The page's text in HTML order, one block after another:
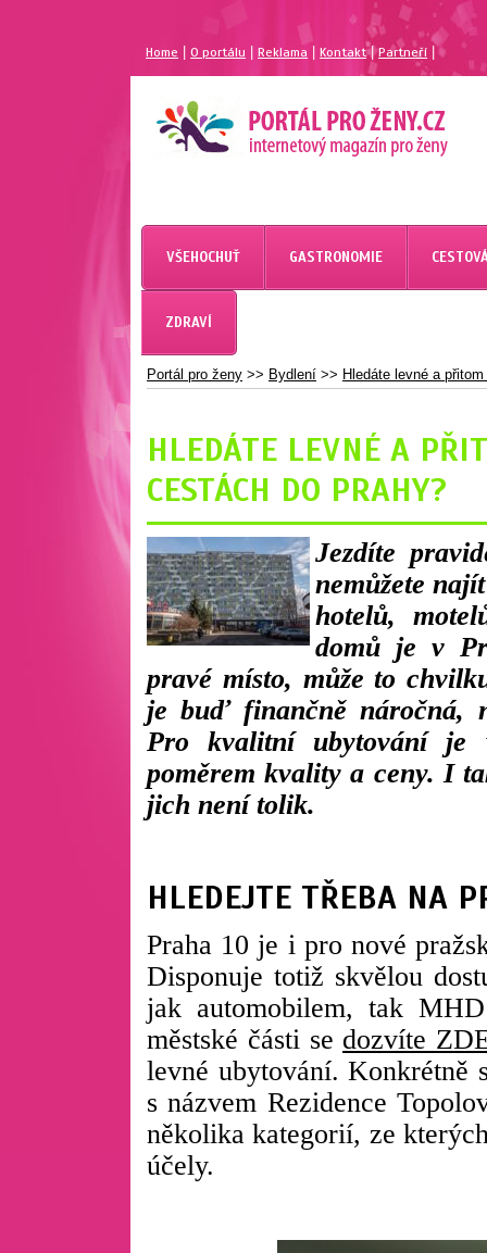
Home |O portálu Reklama Kontakt| Partneří
MAGAZÍN PRO ŽENY
PORTÁL PRO ŽENY.CZ
VŠEHOCHUŤ GASTRONOMIE
ZDRAVÍ
Portál pro ženy >> Bydlení >> Hledáte levné a
HLEDÁTE LEVNÉ A
CESTÁCH DO PRAHY?
Jezdíte
nemůžete
hotelů,
domů je v
pravé místo, může to
je buď finančně náročná,
Pro kvalitní ubytování je
poměrem kvality a ceny. I
jich není tolik.
HLEDEJTE TŘEBA NA
Praha 10 je i pro nové
Disponuje totiž skvělou
jak automobilem, tak
městské části se dozvíte
levné ubytování. Konkrétně
s názvem Rezidence
několika kategorií, ze
účely.